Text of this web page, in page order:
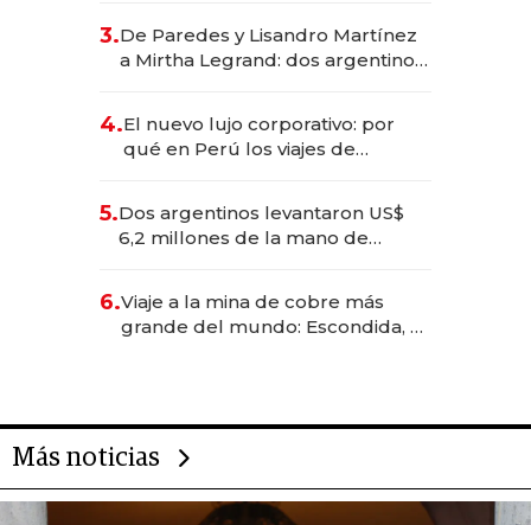
las marcas "fast premium"
3.De Paredes y Lisandro Martínez
a Mirtha Legrand: dos argentinos
4.El nuevo lujo corporativo: por
qué en Perú los viajes de
para convertirse en experiencias
transformadoras
5.Dos argentinos levantaron US$
6,2 millones de la mano de
6.Viaje a la mina de cobre más
grande del mundo: Escondida, el
Más noticias